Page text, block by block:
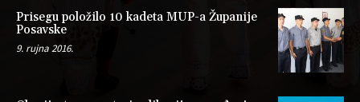
Prisegu položilo 10 kadeta MUP-a Županije
Posavske
9. rujna 2016.